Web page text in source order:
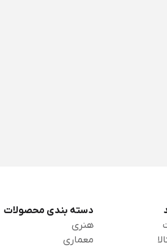
دسته بندی محصولات
هنری
معماری